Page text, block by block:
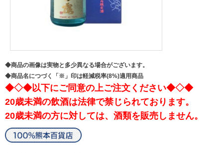
◆商品の画像は実物と多少異なる場合がございます。
◆商品名につづく「※」印は軽減税率(8%)適用商品
◆◇◆以下にご同意の上ご注文ください◆◇◆
20歳未満の飲酒は法律で禁じられております。
20歳未満の方に対しては、酒類を販売しません。